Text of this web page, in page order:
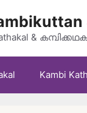
&
Kambi